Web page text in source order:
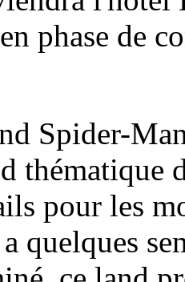
phase de
Spider-
thématique
pour les
quelques